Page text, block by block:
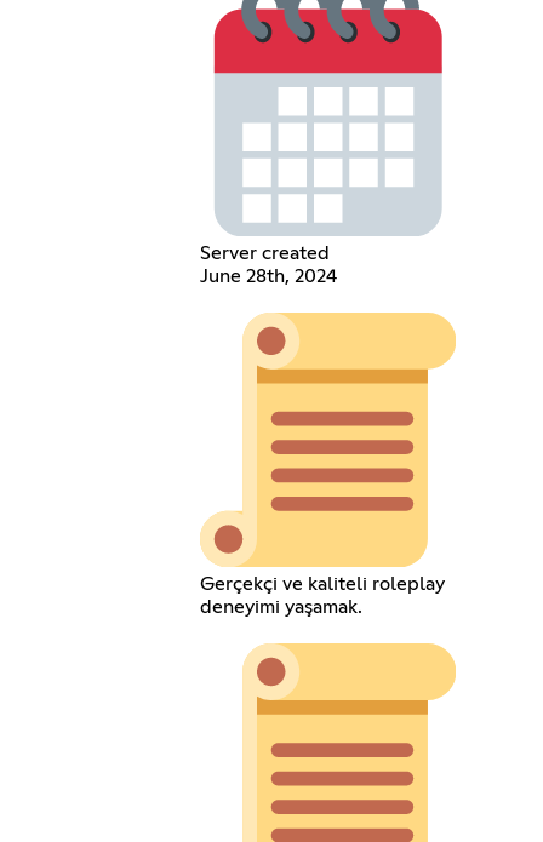
Server created
June 28th, 2024
Gerçekçi ve kaliteli roleplay
deneyimi yaşamak.